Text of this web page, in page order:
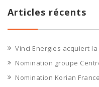
Articles récents
Vinci Energies acquiert
Nomination groupe
Nomination Korian France